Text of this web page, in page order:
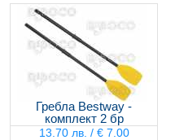
Гребла Bestway -
комплект 2 бр
13.70 лв. / € 7.00